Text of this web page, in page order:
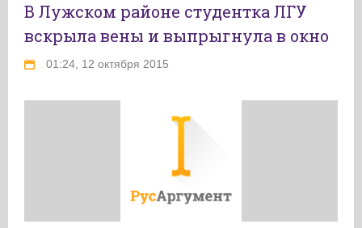
В Лужском районе студентка ЛГУ
вскрыла вены и выпрыгнула в окно
01:24, 12 октября 2015